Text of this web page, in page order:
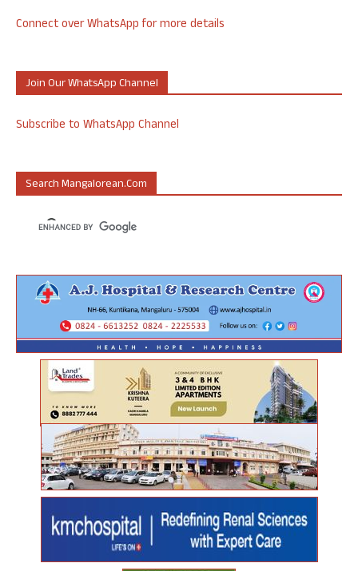
Connect over WhatsApp for more details
Join Our WhatsApp Channel
Subscribe to WhatsApp Channel
Search Mangalorean.com